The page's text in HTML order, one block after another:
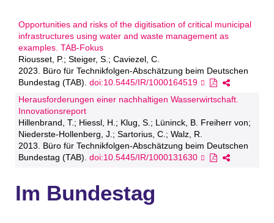
Opportunities and risks of the digitisation of critical municipal
infrastructures using water and waste management as
examples. TAB-Fokus
Riousset, P.; Steiger, S.; Caviezel, C.
2023. Büro für Technikfolgen-Abschätzung beim Deutschen
Bundestag (TAB). doi:10.5445/IR/1000164519
Herausforderungen einer nachhaltigen Wasserwirtschaft.
Innovationsreport
Hillenbrand, T.; Hiessl, H.; Klug, S.; Lüninck, B. Freiherr von;
Niederste-Hollenberg, J.; Sartorius, C.; Walz, R.
2013. Büro für Technikfolgen-Abschätzung beim Deutschen
Bundestag (TAB). doi:10.5445/IR/1000131630
Im Bundestag